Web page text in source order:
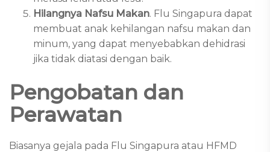
Hilangnya Nafsu Makan. Flu Singapura dapat
membuat anak kehilangan nafsu makan dan
minum, yang dapat menyebabkan dehidrasi
jika tidak diatasi dengan baik.
Pengobatan dan
Perawatan
Biasanya gejala pada Flu Singapura atau HFMD